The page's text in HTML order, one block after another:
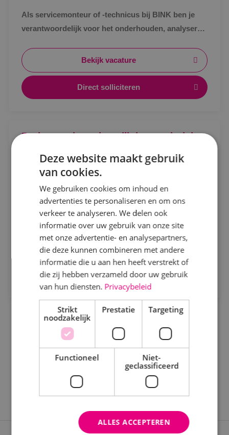
Kaatsheuvel
Sprundel
Specialisme
Beveiligingstechniek
Elektrotechniek
Energietechniek
Staf
Uren
Fulltime
Parttime
MBO
Als servicemonteur of -technicus bij BINK ben je
verantwoordelijk voor het onderhouden, analyseren
beveiligingsinstallaties.Bekijk vacature
Direct solliciteren
Projectengineer beveiligingstechniek
Beveiligingstechniek Fulltime MBO
Sprundel
Ontwerpen, afstemmen en vooruitdenken. Als
projectengineer beveiligingstechniek maak jij het
verschil.
Bekijk vacature
Direct solliciteren
Deze website maakt gebruik
van cookies.
We gebruiken cookies om inhoud en
advertenties te personaliseren en om ons
verkeer te analyseren. We delen ook
informatie over uw gebruik van onze site
met onze advertentie- en analysepartners,
die deze kunnen combineren met andere
informatie die u aan hen heeft verstrekt of
die zij hebben verzameld door uw gebruik
van hun diensten. Privacybeleid
Strikt
noodzakelijk
Prestatie Targeting
Functioneel
Niet-
geclassificeerd
ALLES ACCEPTEREN